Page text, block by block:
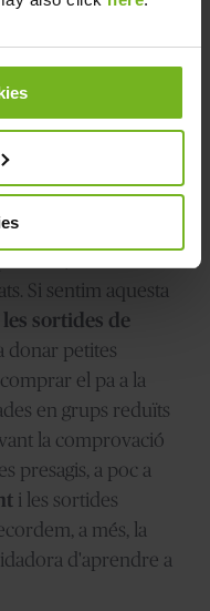
sortir. Amb aquesta
pensaments
per tant, l'oportunitat
que no té per
se a la situació que
Si sentim aquesta
sortides de
donar petites
el pa a la
en grups reduïts
la comprovació
presagis, a poc a
i les sortides
a més, la
d'aprendre a